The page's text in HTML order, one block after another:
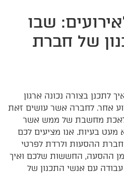
שבו
של חברת
לתכנן בצורה נכונה ארגון
אחר. לחברה אשר עושים זאת
מחשבת של ממש אשר
מעט בעיות. אנו מציעים לכם
ההסעות ולרדת לפרטי
ההסעה, החששות שלכם ואיך
עם אנשי התכנון של